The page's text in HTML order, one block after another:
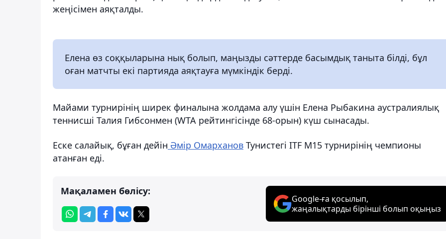
жеңісімен аяқталды.
Елена өз соққыларына нық болып, маңызды сәттерде басымдық таныта білді, бұл
оған матчты екі партияда аяқтауға мүмкіндік берді.
Майами турнирінің ширек финалына жолдама алу үшін Елена Рыбакина аустралиялық
теннисші Талия Гибсонмен (WTA рейтингісінде 68-орын) күш сынасады.
Еске салайық, бұған дейін Әмір Омарханов Тунистегі ITF M15 турнирінің чемпионы
атанған еді.
Мақаламен бөлісу:
Google-ға қосылып,
жаңалықтарды бірінші болып оқыңыз